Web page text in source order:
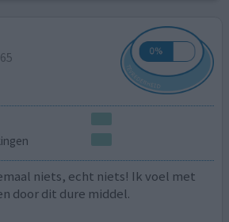
niets, echt niets! Ik voel met
door dit dure middel.